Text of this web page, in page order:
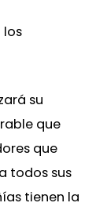
su
que
que
todos sus
tienen la